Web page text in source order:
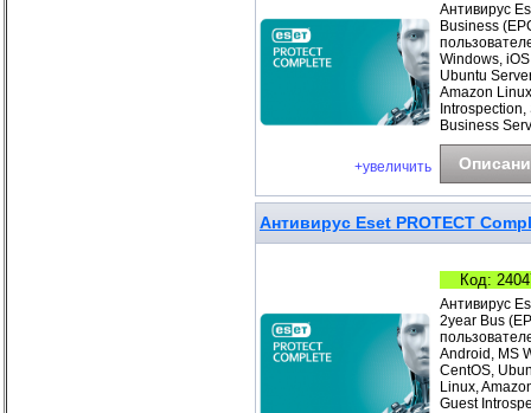
+увеличить
Антивирус
Business
Windows,
Ubuntu
Amazon
Business
Антивирус Eset PROTECT
Код:
Антивирус
2year Bus
Android, MS
CentOS,
Linux,
Guest